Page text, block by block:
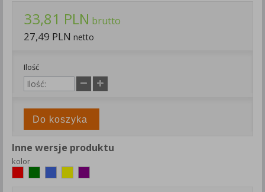
33,81 PLN brutto
27,49 PLN netto
Ilość
Do koszyka
Inne wersje produktu
kolor